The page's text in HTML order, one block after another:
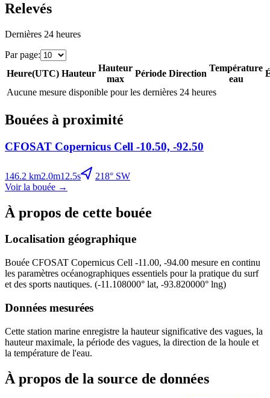
Relevés
Dernières 24 heures
Par page:
Heure(UTC) Hauteur
Hauteur
max
Période Direction
Température
eau
Aucune mesure disponible pour les dernières 24 heures
Bouées à proximité
CFOSAT Copernicus Cell -10.50, -92.50
146.2 km2.0m12.5s 218° SW
Voir la bouée →
À propos de cette bouée
Localisation géographique
Bouée CFOSAT Copernicus Cell -11.00, -94.00 mesure en continu
les paramètres océanographiques essentiels pour la pratique du surf
et des sports nautiques. (-11.108000° lat, -93.820000° lng)
Données mesurées
Cette station marine enregistre la hauteur significative des vagues, la
hauteur maximale, la période des vagues, la direction de la houle et
la température de l'eau.
À propos de la source de données